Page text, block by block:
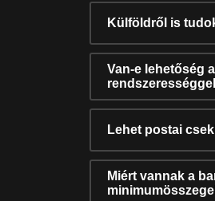
Külföldről is
Van-e lehetőség
Lehet postai
Miért vannak a